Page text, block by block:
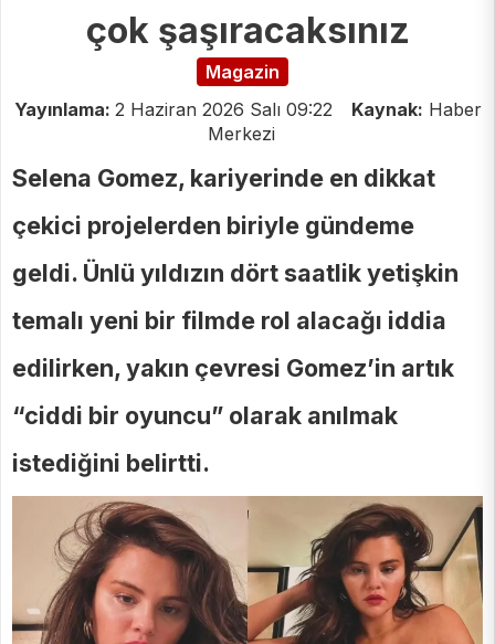
çok şaşıracaksınız
Magazin
Yayınlama: 2 Haziran 2026 Salı 09:22 Kaynak: Haber
Merkezi
Selena Gomez, kariyerinde en dikkat
çekici projelerden biriyle gündeme
geldi. Ünlü yıldızın dört saatlik yetişkin
temalı yeni bir filmde rol alacağı iddia
edilirken, yakın çevresi Gomez’in artık
“ciddi bir oyuncu” olarak anılmak
istediğini belirtti.